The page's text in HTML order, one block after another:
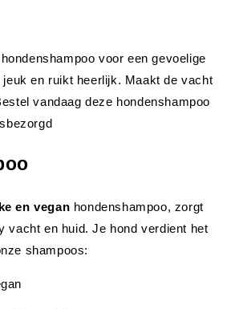
en vegan hondenshampoo, zorgt
vacht en huid. Je hond verdient het
shampoos: